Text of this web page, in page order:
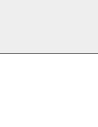
Buscar